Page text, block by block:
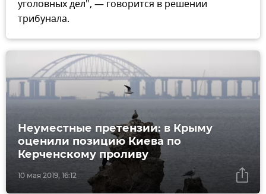
уголовных дел", — говорится в решении
трибунала.
10 мая 2019, 16:12
Неуместные претензии: в Крыму
оценили позицию Киева по
Керченскому проливу